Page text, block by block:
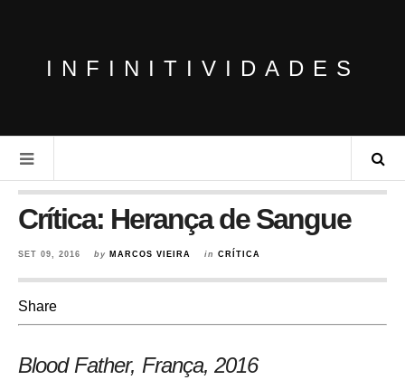
INFINITIVIDADES
Crítica: Herança de Sangue
SET 09, 2016 by MARCOS VIEIRA in CRÍTICA
Share
Blood Father, França, 2016